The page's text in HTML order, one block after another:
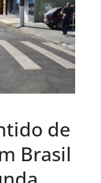
de
Brasil